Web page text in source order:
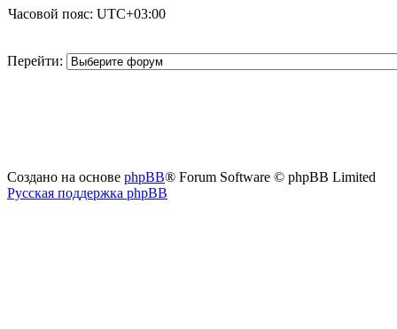
Часовой пояс: UTC+03:00
Перейти:
Создано на основе phpBB® Forum Software © phpBB Limited
Русская поддержка phpBB